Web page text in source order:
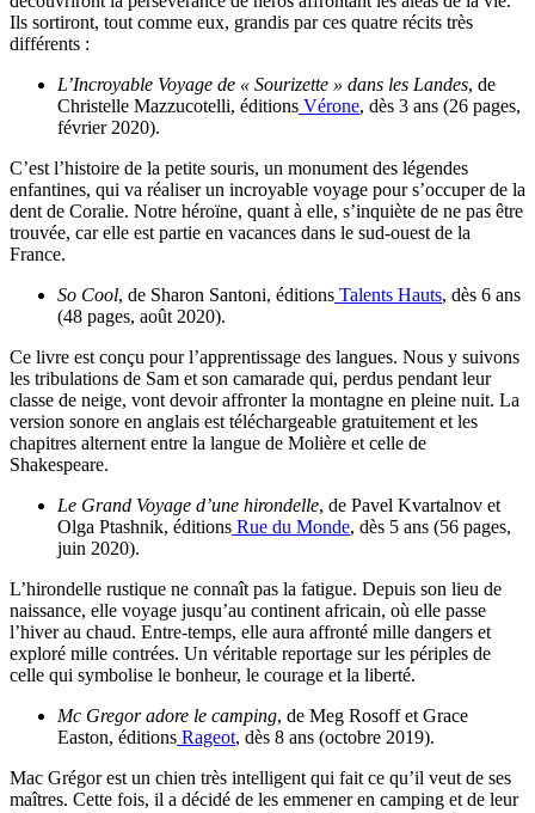
Ils sortiront, tout comme eux, grandis par ces quatre récits très
différents :
L’Incroyable Voyage de « Sourizette » dans les Landes, de
Christelle Mazzucotelli, éditions Vérone, dès 3 ans (26 pages,
février 2020).
C’est l’histoire de la petite souris, un monument des légendes
enfantines, qui va réaliser un incroyable voyage pour s’occuper de la
dent de Coralie. Notre héroïne, quant à elle, s’inquiète de ne pas être
trouvée, car elle est partie en vacances dans le sud-ouest de la
France.
So Cool, de Sharon Santoni, éditions Talents Hauts, dès 6 ans
(48 pages, août 2020).
Ce livre est conçu pour l’apprentissage des langues. Nous y suivons
les tribulations de Sam et son camarade qui, perdus pendant leur
classe de neige, vont devoir affronter la montagne en pleine nuit. La
version sonore en anglais est téléchargeable gratuitement et les
chapitres alternent entre la langue de Molière et celle de
Shakespeare.
Le Grand Voyage d’une hirondelle, de Pavel Kvartalnov et
Olga Ptashnik, éditions Rue du Monde, dès 5 ans (56 pages,
juin 2020).
L’hirondelle rustique ne connaît pas la fatigue. Depuis son lieu de
naissance, elle voyage jusqu’au continent africain, où elle passe
l’hiver au chaud. Entre-temps, elle aura affronté mille dangers et
exploré mille contrées. Un véritable reportage sur les périples de
celle qui symbolise le bonheur, le courage et la liberté.
Mc Gregor adore le camping, de Meg Rosoff et Grace
Easton, éditions Rageot, dès 8 ans (octobre 2019).
Mac Grégor est un chien très intelligent qui fait ce qu’il veut de ses
maîtres. Cette fois, il a décidé de les emmener en camping et de leur